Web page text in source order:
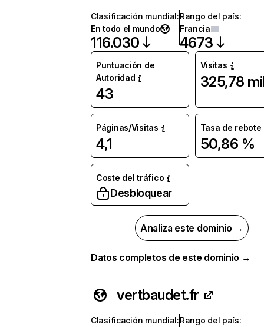
Clasificación mundial:
En todo el mundo
116.030
Rango del país:
Francia
4673
Puntuación de
Autoridad
43
Visitas
325,78
Páginas/Visitas
4,1
Tasa de rebote
50,86 %
Coste del tráfico
Desbloquear
Analiza este dominio →
Datos completos de este dominio →
vertbaudet.fr
Clasificación mundial:Rango del país: